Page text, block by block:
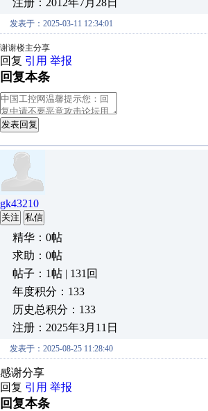
注册：2012年7月28日
发表于：2025-03-11 12:34:01
谢谢楼主分享
回复 引用 举报
回复本条
发表回复
gk43210
关注 私信
精华：0帖
求助：0帖
帖子：1帖 | 131回
年度积分：133
历史总积分：133
注册：2025年3月11日
发表于：2025-08-25 11:28:40
感谢分享
回复 引用 举报
回复本条